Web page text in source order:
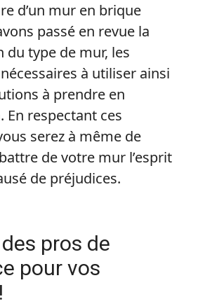
d’un mur en brique
passé en revue la
type de mur, les
à utiliser ainsi
à prendre en
En respectant ces
serez à même de
de votre mur l’esprit
de préjudices.
pros de
pour vos